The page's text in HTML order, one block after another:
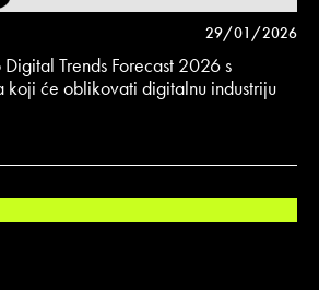
29/01/2026
Trends Forecast 2026 s
koji će oblikovati digitalnu industriju